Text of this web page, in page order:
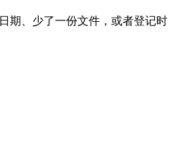
期、少了一份文件，或者登记时